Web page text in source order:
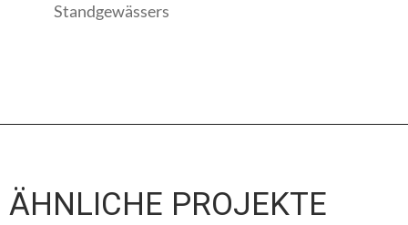
Standgewässers
ÄHNLICHE PROJEKTE